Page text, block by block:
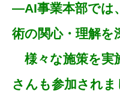
―AI事業本部では
術の関心・理解を
様々な施策を実
さんも参加されま